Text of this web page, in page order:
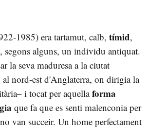
1985) era tartamut, calb, tímid,
alguns, un individu antiquat.
la seva maduresa a la ciutat
al nord-est d'Anglaterra, on dirigia la
i tocat per aquellaforma
que fa que es senti malenconia per
van succeir. Un home perfectament